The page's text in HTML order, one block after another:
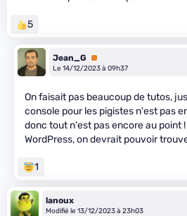
5
Jean_G
Premium
Le 14/12/2023 à 09h37
On faisait pas beaucoup de tutos,
console pour les pigistes n'est pas
donc tout n'est pas encore au point !
WordPress, on devrait pouvoir
1
lanoux
Modifié le 13/12/2023 à 23h03